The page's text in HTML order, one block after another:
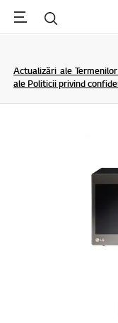
Menu Cautare
Actualizări ale
ale Politicii privind